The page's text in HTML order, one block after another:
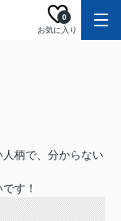
お気に入り
0
柄で、分からない
す！